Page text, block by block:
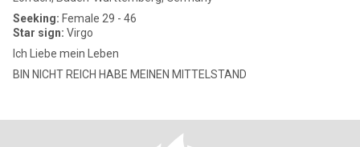
Seeking: Female 29 - 46
Star sign: Virgo
Ich Liebe mein Leben
BIN NICHT REICH HABE MEINEN MITTELSTAND